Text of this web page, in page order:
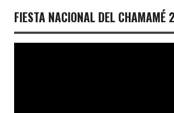
FIESTA NACIONAL DEL CHAMAMÉ